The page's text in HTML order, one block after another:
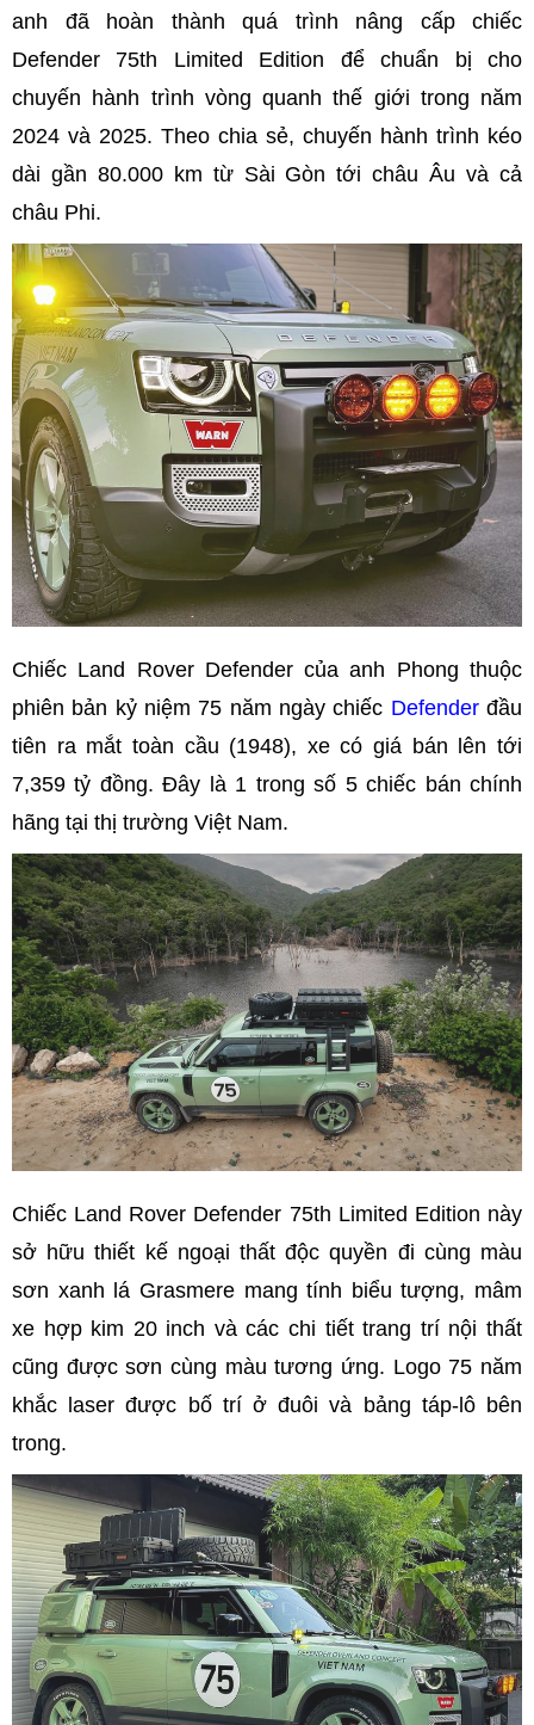
anh đã hoàn thành quá trình nâng cấp chiếc
Defender 75th Limited Edition để chuẩn bị cho
chuyến hành trình vòng quanh thế giới trong năm
2024 và 2025. Theo chia sẻ, chuyến hành trình kéo
dài gần 80.000 km từ Sài Gòn tới châu Âu và cả
châu Phi.
Chiếc Land Rover Defender của anh Phong thuộc
phiên bản kỷ niệm 75 năm ngày chiếc Defenderđầu
tiên ra mắt toàn cầu (1948), xe có giá bán lên tới
7,359 tỷ đồng. Đây là 1 trong số 5 chiếc bán chính
hãng tại thị trường Việt Nam.
Chiếc Land Rover Defender 75th Limited Edition này
sở hữu thiết kế ngoại thất độc quyền đi cùng màu
sơn xanh lá Grasmere mang tính biểu tượng, mâm
xe hợp kim 20 inch và các chi tiết trang trí nội thất
cũng được sơn cùng màu tương ứng. Logo 75 năm
khắc laser được bố trí ở đuôi và bảng táp-lô bên
trong.